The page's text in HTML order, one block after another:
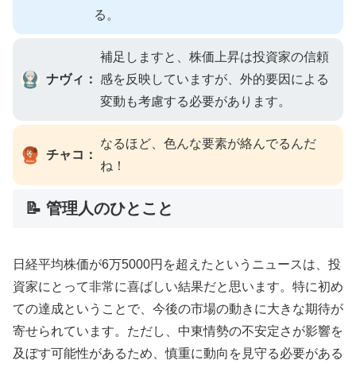
る。
ナヴィ：
補足しますと、株価上昇は投資家の信頼
感を反映していますが、外的要因による
変動も考慮する必要があります。
チャコ：
なるほど、色んな要素が絡んでるんだ
ね！
📝 管理人のひとこと
日経平均株価が6万5000円を超えたというニュースは、投
資家にとって非常に喜ばしい結果だと思います。特に初め
ての達成ということで、今後の市場の動きに大きな期待が
寄せられています。ただし、中東情勢の不安定さが影響を
及ぼす可能性があるため、慎重に動向を見守る必要がある